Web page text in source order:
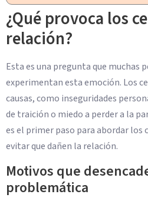
¿Qué provoca los
relación?
Esta es una pregunta que muchas
experimentan esta emoción. Los
causas, como inseguridades
de traición o miedo a perder a la
es el primer paso para abordar los
evitar que dañen la relación.
Motivos que
problemática